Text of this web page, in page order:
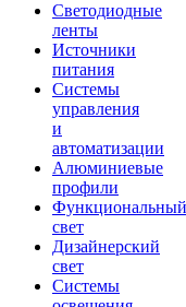
Светодиодные
ленты
Источники
питания
Системы
управления
и
автоматизации
Алюминиевые
профили
Функциональный
свет
Дизайнерский
свет
Системы